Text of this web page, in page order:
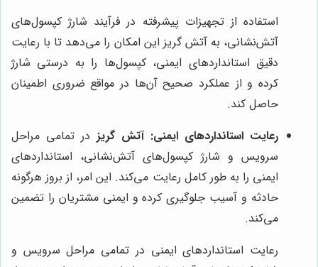
استفاده از تجهیزات پیشرفته در فرآیند شارژ کپسول‌های
آتش‌نشانی، به آتش گریز این امکان را می‌دهد تا با رعایت
دقیق استانداردهای ایمنی، کپسول‌ها را به درستی شارژ
کرده و از عملکرد صحیح آن‌ها در مواقع ضروری اطمینان
حاصل کند.
رعایت استانداردهای ایمنی: آتش گریز در تمامی مراحل
سرویس و شارژ کپسول‌های آتش‌نشانی، استانداردهای
ایمنی را به طور کامل رعایت می‌کند. این امر، از بروز هرگونه
حادثه و آسیب جلوگیری کرده و ایمنی مشتریان را تضمین
می‌کند.
رعایت استانداردهای ایمنی در تمامی مراحل سرویس و